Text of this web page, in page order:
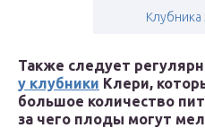
Клубника
Также следует
у клубники Клери,
большое количество
за чего плоды могут